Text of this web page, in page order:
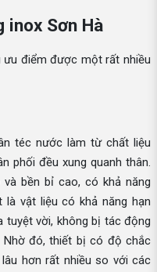
inox Sơn Hà
ưu điểm được một rất nhiều
téc nước làm từ chất liệu
phối đều xung quanh thân.
bền bỉ cao, có khả năng
vật liệu có khả năng hạn
tuyệt vời, không bị tác động
Nhờ đó, thiết bị có độ chắc
hơn rất nhiều so với các